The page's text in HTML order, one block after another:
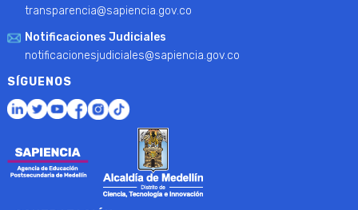
transparencia@sapiencia.gov.co
Notificaciones Judiciales
notificacionesjudiciales@sapiencia.gov.co
SÍGUENOS